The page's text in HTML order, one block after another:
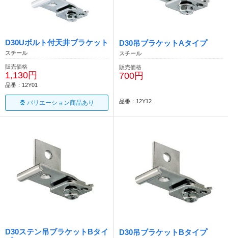
D30Uボルト付天井ブラケット
スチール
販売価格
1,130円
品番：12Y01
バリエーション商品あり
D30吊ブラケットAタイプ
スチール
販売価格
700円
品番：12Y12
D30ステン吊ブラケットBタイ
D30吊ブラケットBタイプ